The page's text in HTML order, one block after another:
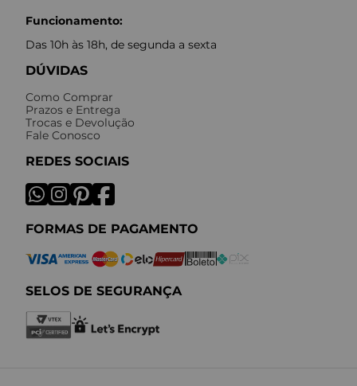
Funcionamento:
Das 10h às 18h, de segunda a sexta
DÚVIDAS
Como Comprar
Prazos e Entrega
Trocas e Devolução
Fale Conosco
REDES SOCIAIS
FORMAS DE PAGAMENTO
SELOS DE SEGURANÇA